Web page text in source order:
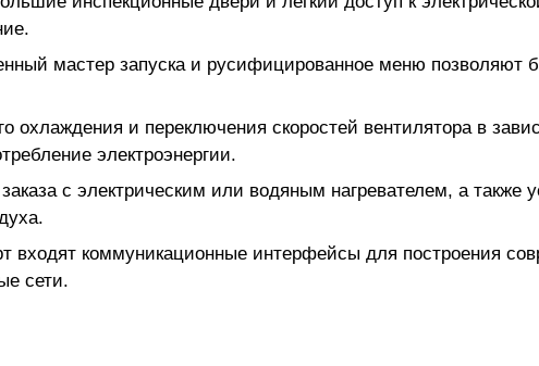
мастер запуска и русифицированное меню позволяют
охлаждения и переключения скоростей вентилятора в
электроэнергии.
с электрическим или водяным нагревателем, а также
входят коммуникационные интерфейсы для построения
сети.